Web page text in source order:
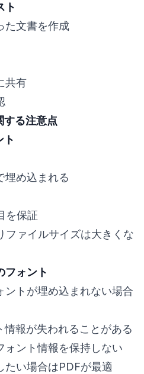
ト
た文書を作成
共有
する注意点
ト
埋め込まれる
を保証
ファイルサイズは大きくな
フォント
ントが埋め込まれない場合
情報が失われることがある
ォント情報を保持しない
たい場合はPDFが最適